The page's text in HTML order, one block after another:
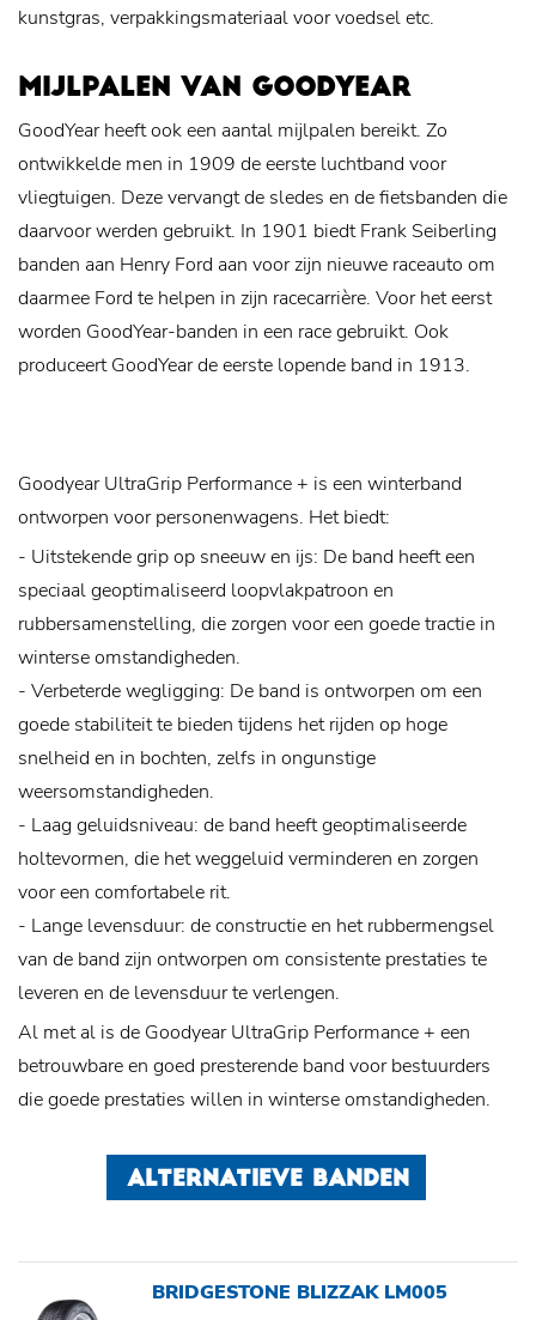
kunstgras, verpakkingsmateriaal voor voedsel etc.
MIJLPALEN VAN GOODYEAR
GoodYear heeft ook een aantal mijlpalen bereikt. Zo
ontwikkelde men in 1909 de eerste luchtband voor
vliegtuigen. Deze vervangt de sledes en de fietsbanden die
daarvoor werden gebruikt. In 1901 biedt Frank Seiberling
banden aan Henry Ford aan voor zijn nieuwe raceauto om
daarmee Ford te helpen in zijn racecarrière. Voor het eerst
worden GoodYear-banden in een race gebruikt. Ook
produceert GoodYear de eerste lopende band in 1913.
Goodyear UltraGrip Performance + is een winterband
ontworpen voor personenwagens. Het biedt:
- Uitstekende grip op sneeuw en ijs: De band heeft een
speciaal geoptimaliseerd loopvlakpatroon en
rubbersamenstelling, die zorgen voor een goede tractie in
winterse omstandigheden.
- Verbeterde wegligging: De band is ontworpen om een ​​
goede stabiliteit te bieden tijdens het rijden op hoge
snelheid en in bochten, zelfs in ongunstige
weersomstandigheden.
- Laag geluidsniveau: de band heeft geoptimaliseerde
holtevormen, die het weggeluid verminderen en zorgen
voor een comfortabele rit.
- Lange levensduur: de constructie en het rubbermengsel
van de band zijn ontworpen om consistente prestaties te
leveren en de levensduur te verlengen.
Al met al is de Goodyear UltraGrip Performance + een
betrouwbare en goed presterende band voor bestuurders
die goede prestaties willen in winterse omstandigheden.
ALTERNATIEVE BANDEN
BRIDGESTONE BLIZZAK LM005